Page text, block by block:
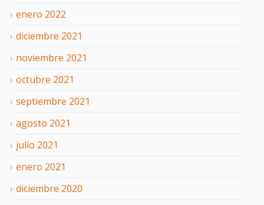
enero 2022
diciembre 2021
noviembre 2021
octubre 2021
septiembre 2021
agosto 2021
julio 2021
enero 2021
diciembre 2020